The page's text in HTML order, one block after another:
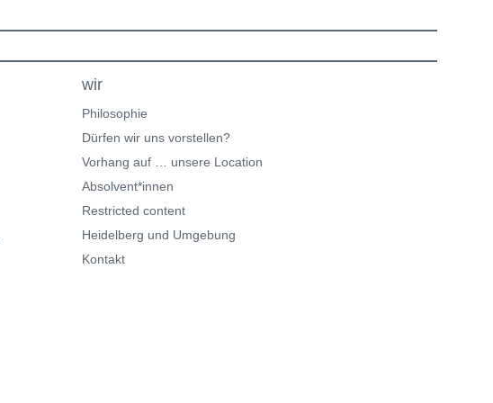
wir
Philosophie
Dürfen wir uns vorstellen?
Vorhang auf … unsere Location
Absolvent*innen
Restricted content
Heidelberg und Umgebung
Kontakt